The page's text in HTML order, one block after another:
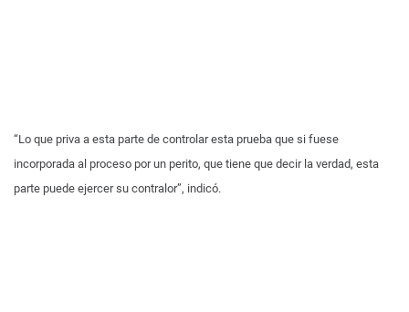
“Lo que priva a esta parte de controlar esta prueba que si fuese
incorporada al proceso por un perito, que tiene que decir la verdad, esta
parte puede ejercer su contralor”, indicó.